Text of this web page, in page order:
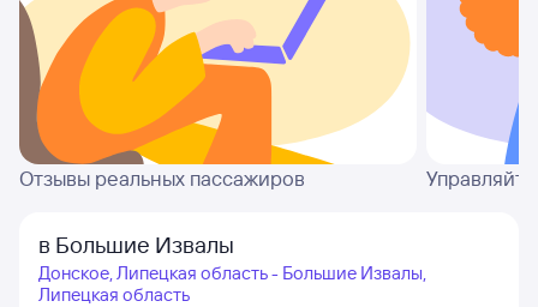
Отзывы реальных пассажиров
в Большие Извалы
Донское, Липецкая область - Большие Извалы,
Липецкая область